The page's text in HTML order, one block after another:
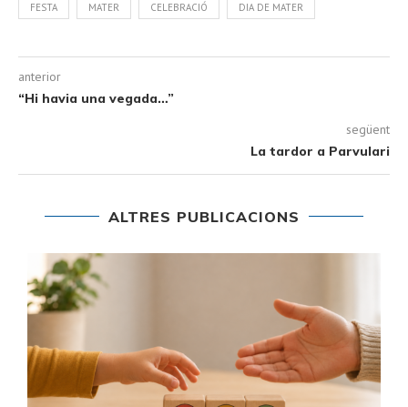
FESTA MATER CELEBRACIÓ DIA DE MATER
anterior
“Hi havia una vegada…”
següent
La tardor a Parvulari
ALTRES PUBLICACIONS